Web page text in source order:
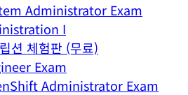
Administrator Exam
I
션 체험판 (무료)
Exam
Administrator Exam